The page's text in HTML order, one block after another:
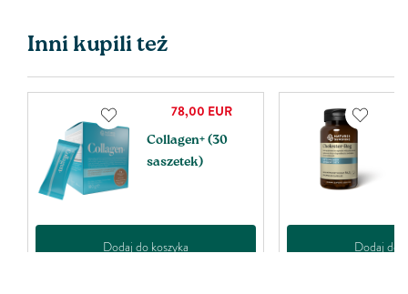
Inni kupili też
78,00 EUR
Collagen+ (30
saszetek)
Dodaj do koszyka Dodaj do